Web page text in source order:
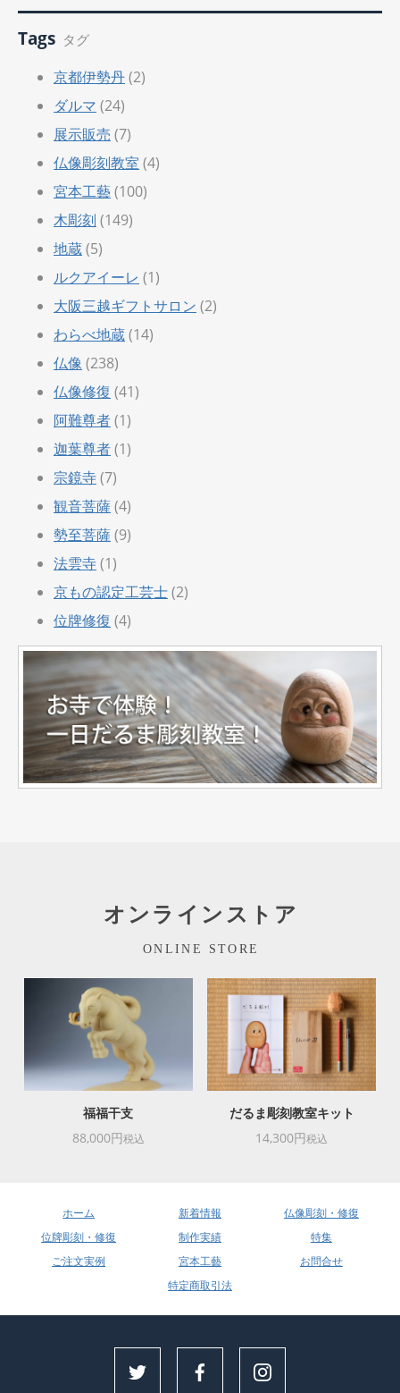
Tags タグ
京都伊勢丹(2)
ダルマ (24)
展示販売 (7)
仏像彫刻教室 (4)
宮本工藝(100)
木彫刻 (149)
地蔵(5)
ルクアイーレ (1)
大阪三越ギフトサロン (2)
わらべ地蔵(14)
仏像 (238)
仏像修復 (41)
阿難尊者(1)
迦葉尊者(1)
宗鏡寺(7)
観音菩薩(4)
勢至菩薩(9)
法雲寺(1)
京もの認定工芸士(2)
位牌修復 (4)
オンラインストア
ONLINE STORE
福福干支
88,000円税込
だるま彫刻教室キット
14,300円税込
ホーム 新着情報
仏像彫刻・修復
位牌彫刻・修復
制作実績
特集
ご注文実例
宮本工藝
お問合せ
特定商取引法